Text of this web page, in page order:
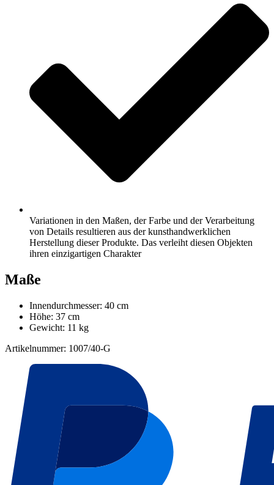
Variationen in den Maßen, der Farbe und der Verarbeitung
von Details resultieren aus der kunsthandwerklichen
Herstellung dieser Produkte. Das verleiht diesen Objekten
ihren einzigartigen Charakter
Maße
Innendurchmesser: 40 cm
Höhe: 37 cm
Gewicht: 11 kg
Artikelnummer: 1007/40-G